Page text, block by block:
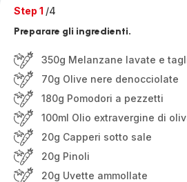
Step 1 /4
Preparare gli ingredienti.
350g Melanzane lavate e
70g Olive nere denocciolate
180g Pomodori a pezzetti
100ml Olio extravergine di
20g Capperi sotto sale
20g Pinoli
20g Uvette ammollate